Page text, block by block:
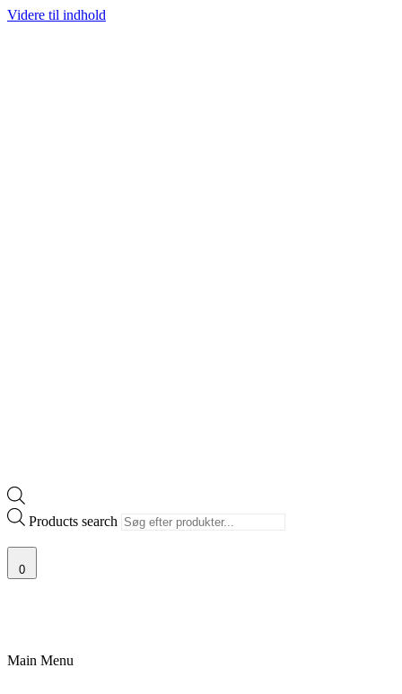
Videre til indhold
Products search
0
Main Menu